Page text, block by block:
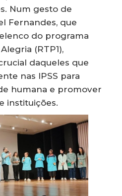
Num gesto de
Fernandes, que
do programa
(RTP1),
daqueles que
nas IPSS para
humana e promover
instituições.